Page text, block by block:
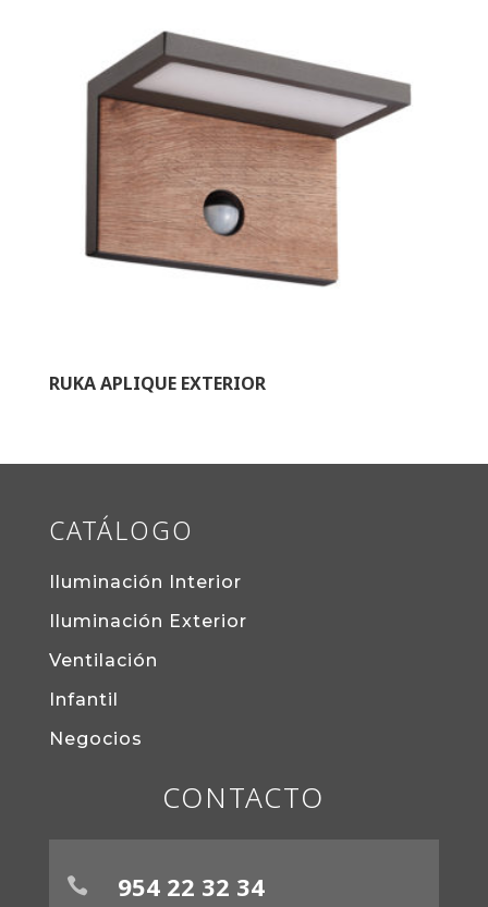
RUKA APLIQUE EXTERIOR
CATÁLOGO
Iluminación Interior
Iluminación Exterior
Ventilación
Infantil
Negocios
CONTACTO
 954 22 32 34